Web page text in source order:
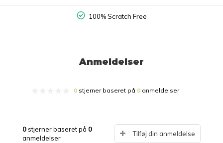
100% Scratch Free
Anmeldelser
0 stjerner baseret på 0 anmeldelser
0stjerner baseret på 0
anmeldelser
Tilføj din anmeldelse